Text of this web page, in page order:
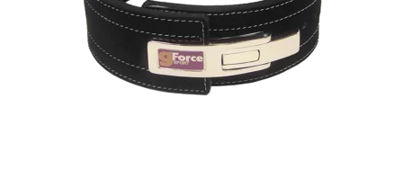
SATS Sveavägen